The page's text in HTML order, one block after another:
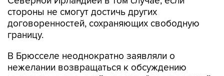
стороны не смогут достичь других
договоренностей, сохраняющих свободную
границу.
В Брюсселе неоднократно заявляли о
нежелании возвращаться к обсуждению